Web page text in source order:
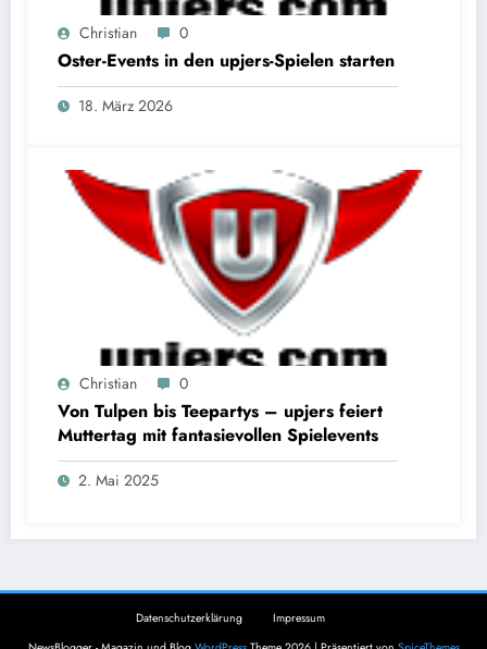
Christian 0
Oster-Events in den upjers-Spielen starten
18. März 2026
Christian 0
Von Tulpen bis Teepartys – upjers feiert
Muttertag mit fantasievollen Spielevents
2. Mai 2025
Datenschutzerklärung
Impressum